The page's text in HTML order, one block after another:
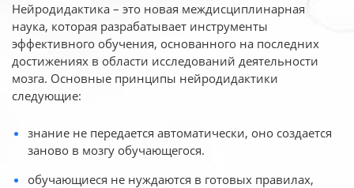
Нейродидактика – это новая междисциплинарная
наука, которая разрабатывает инструменты
эффективного обучения, основанного на последних
достижениях в области исследований деятельности
мозга. Основные принципы нейродидактики
следующие:
знание не передается автоматически, оно создается
заново в мозгу обучающегося.
обучающиеся не нуждаются в готовых правилах,